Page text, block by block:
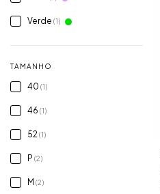
Verde (1)
TAMANHO
40 (1)
46 (1)
52(1)
P (2)
M (2)